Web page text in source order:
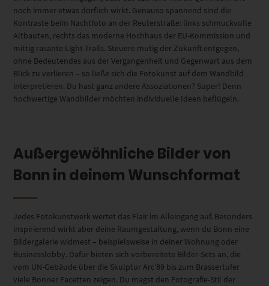
noch immer etwas dörflich wirkt. Genauso spannend sind die
Kontraste beim Nachtfoto an der Reuterstraße: links schmuckvolle
Altbauten, rechts das moderne Hochhaus der EU-Kommission und
mittig rasante Light-Trails. Steuere mutig der Zukunft entgegen,
ohne Bedeutendes aus der Vergangenheit und Gegenwart aus dem
Blick zu verlieren – so ließe sich die Fotokunst auf dem Wandbild
interpretieren. Du hast ganz andere Assoziationen? Super! Denn
hochwertige Wandbilder möchten individuelle Ideen beflügeln.
Außergewöhnliche Bilder von
Bonn in deinem Wunschformat
Jedes Fotokunstwerk wertet das Flair im Alleingang auf. Besonders
inspirierend wirkt aber deine Raumgestaltung, wenn du Bonn eine
Bildergalerie widmest – beispielsweise in deiner Wohnung oder
Businesslobby. Dafür bieten sich vorbereitete Bilder-Sets an, die
vom UN-Gebäude über die Skulptur Arc’89 bis zum Brassertufer
viele Bonner Facetten zeigen. Du magst den Fotografie-Stil der